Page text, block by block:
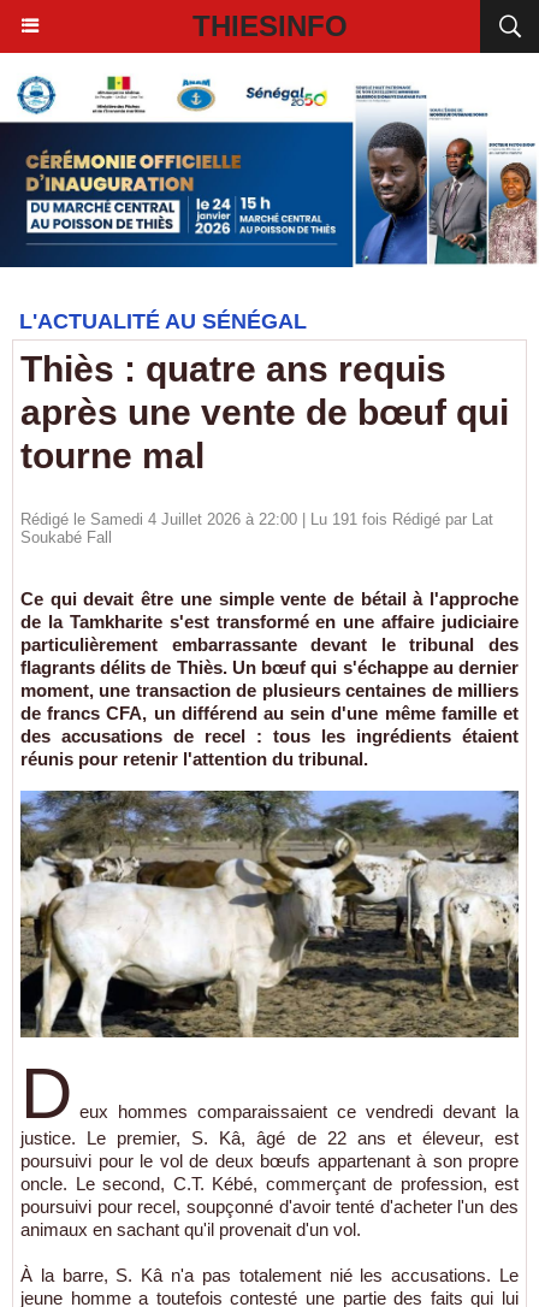
THIESINFO
L'ACTUALITÉ AU SÉNÉGAL
Thiès : quatre ans requis
après une vente de bœuf qui
tourne mal
Rédigé le Samedi 4 Juillet 2026 à 22:00 | Lu 191 fois Rédigé par Lat
Soukabé Fall
Ce qui devait être une simple vente de bétail à l'approche
de la Tamkharite s'est transformé en une affaire judiciaire
particulièrement embarrassante devant le tribunal des
flagrants délits de Thiès. Un bœuf qui s'échappe au dernier
moment, une transaction de plusieurs centaines de milliers
de francs CFA, un différend au sein d'une même famille et
des accusations de recel : tous les ingrédients étaient
réunis pour retenir l'attention du tribunal.
D eux hommes comparaissaient ce vendredi devant la
justice. Le premier, S. Kâ, âgé de 22 ans et éleveur, est
poursuivi pour le vol de deux bœufs appartenant à son propre
oncle. Le second, C.T. Kébé, commerçant de profession, est
poursuivi pour recel, soupçonné d'avoir tenté d'acheter l'un des
animaux en sachant qu'il provenait d'un vol.
À la barre, S. Kâ n'a pas totalement nié les accusations. Le
jeune homme a toutefois contesté une partie des faits qui lui